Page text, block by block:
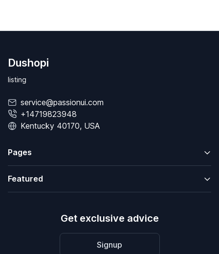
Dushopi
listing
service@passionui.com
+14719823948
Kentucky 40170, USA
Pages
Featured
Get exclusive advice
Signup